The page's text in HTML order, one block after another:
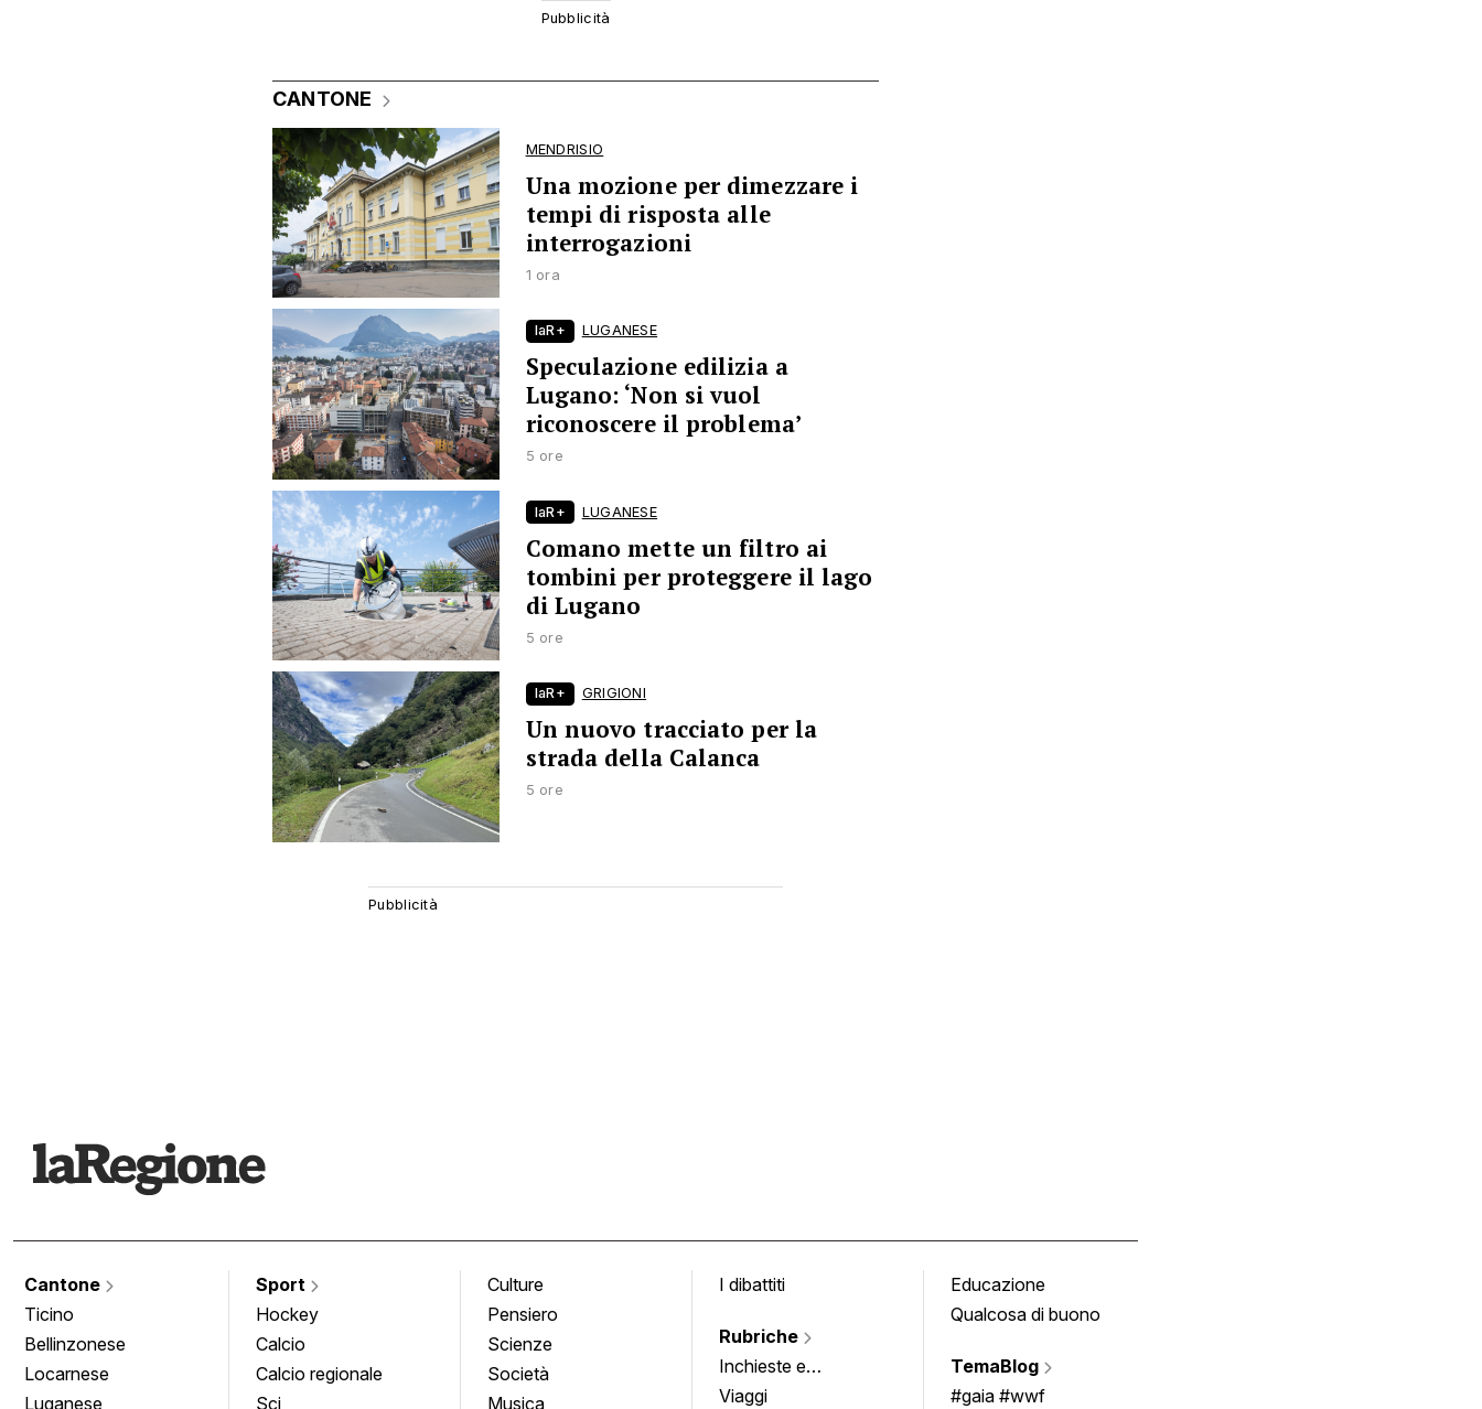
CANTONE
MENDRISIO
Una mozione per dimezzare i
tempi di risposta alle
interrogazioni
1 ora
laR+ LUGANESE
Speculazione edilizia a
Lugano: ‘Non si vuol
riconoscere il problema’
5 ore
laR+ LUGANESE
Comano mette un filtro ai
tombini per proteggere il lago
di Lugano
5 ore
laR+ GRIGIONI
Un nuovo tracciato per la
strada della Calanca
5 ore
Cantone
Ticino
Bellinzonese
Locarnese
Luganese
Sport
Hockey
Calcio
Calcio regionale
Sci
Culture
Pensiero
Scienze
Società
Musica
I dibattiti
Rubriche
Inchieste e
approfondimenti
Viaggi
Educazione
Qualcosa di buono
TemaBlog
#gaia #wwf